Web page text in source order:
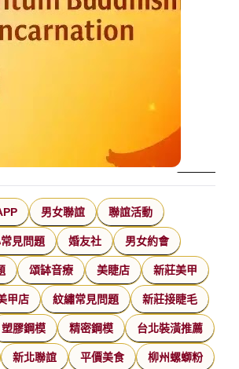
男女聯誼 聯誼活動
見問題 婚友社 男女約會
頌缽音療 美睫店 新莊美甲
甲店 紋繡常見問題 新莊接睫毛
塑膠鋼模 精密鋼模 台北裝潢推薦
新北聯誼 平價美食 柳州螺螄粉